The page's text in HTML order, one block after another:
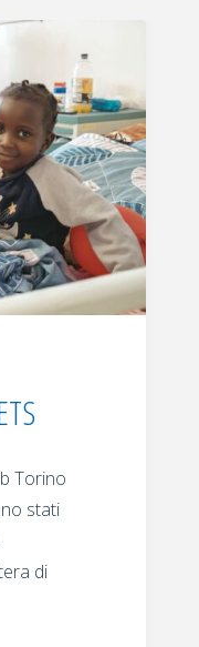
Torino
stati
di